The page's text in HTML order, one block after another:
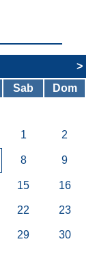
>
Sab Dom
1 2
8 9
15 16
22 23
29 30